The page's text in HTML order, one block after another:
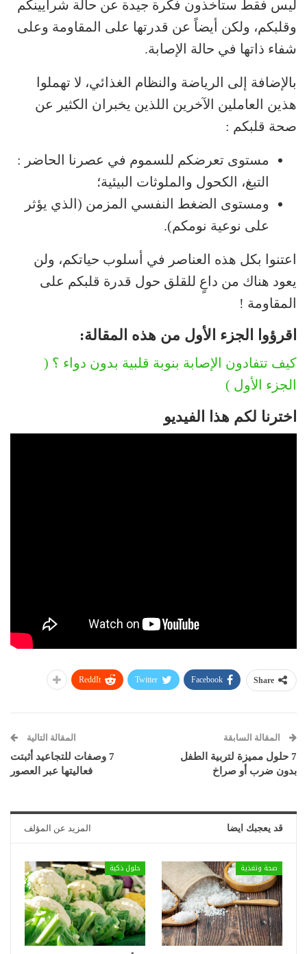
ليس فقط ستأخذون فكرة جيدة عن حالة شرايينكم
وقلبكم، ولكن أيضاً عن قدرتها على المقاومة وعلى
شفاء ذاتها في حالة الإصابة.
بالإضافة إلى الرياضة والنظام الغذائي، لا تهملوا
هذين العاملين الآخرين اللذين يخبران الكثير عن
صحة قلبكم :
مستوى تعرضكم للسموم في عصرنا الحاضر :
التبغ، الكحول والملوثات البيئية؛
ومستوى الضغط النفسي المزمن (الذي يؤثر
على نوعية نومكم).
اعتنوا بكل هذه العناصر في أسلوب حياتكم، ولن
يعود هناك من داعٍ للقلق حول قدرة قلبكم على
المقاومة !
اقرؤوا الجزء الأول من هذه المقالة:
كيف تتفادون الإصابة بنوبة قلبية بدون دواء ؟ (
الجزء الأول )
اخترنا لكم هذا الفيديو
Share
Facebook
Twitter
ReddIt
المقالة السابقة
7 حلول مميزة لتربية الطفل
بدون ضرب أو صراخ
المقالة التالية
7 وصفات للتجاعيد أثبتت
فعاليتها عبر العصور
قد يعجبك ايضا المزيد عن المؤلف
صحة وتغذية حلول ذكية